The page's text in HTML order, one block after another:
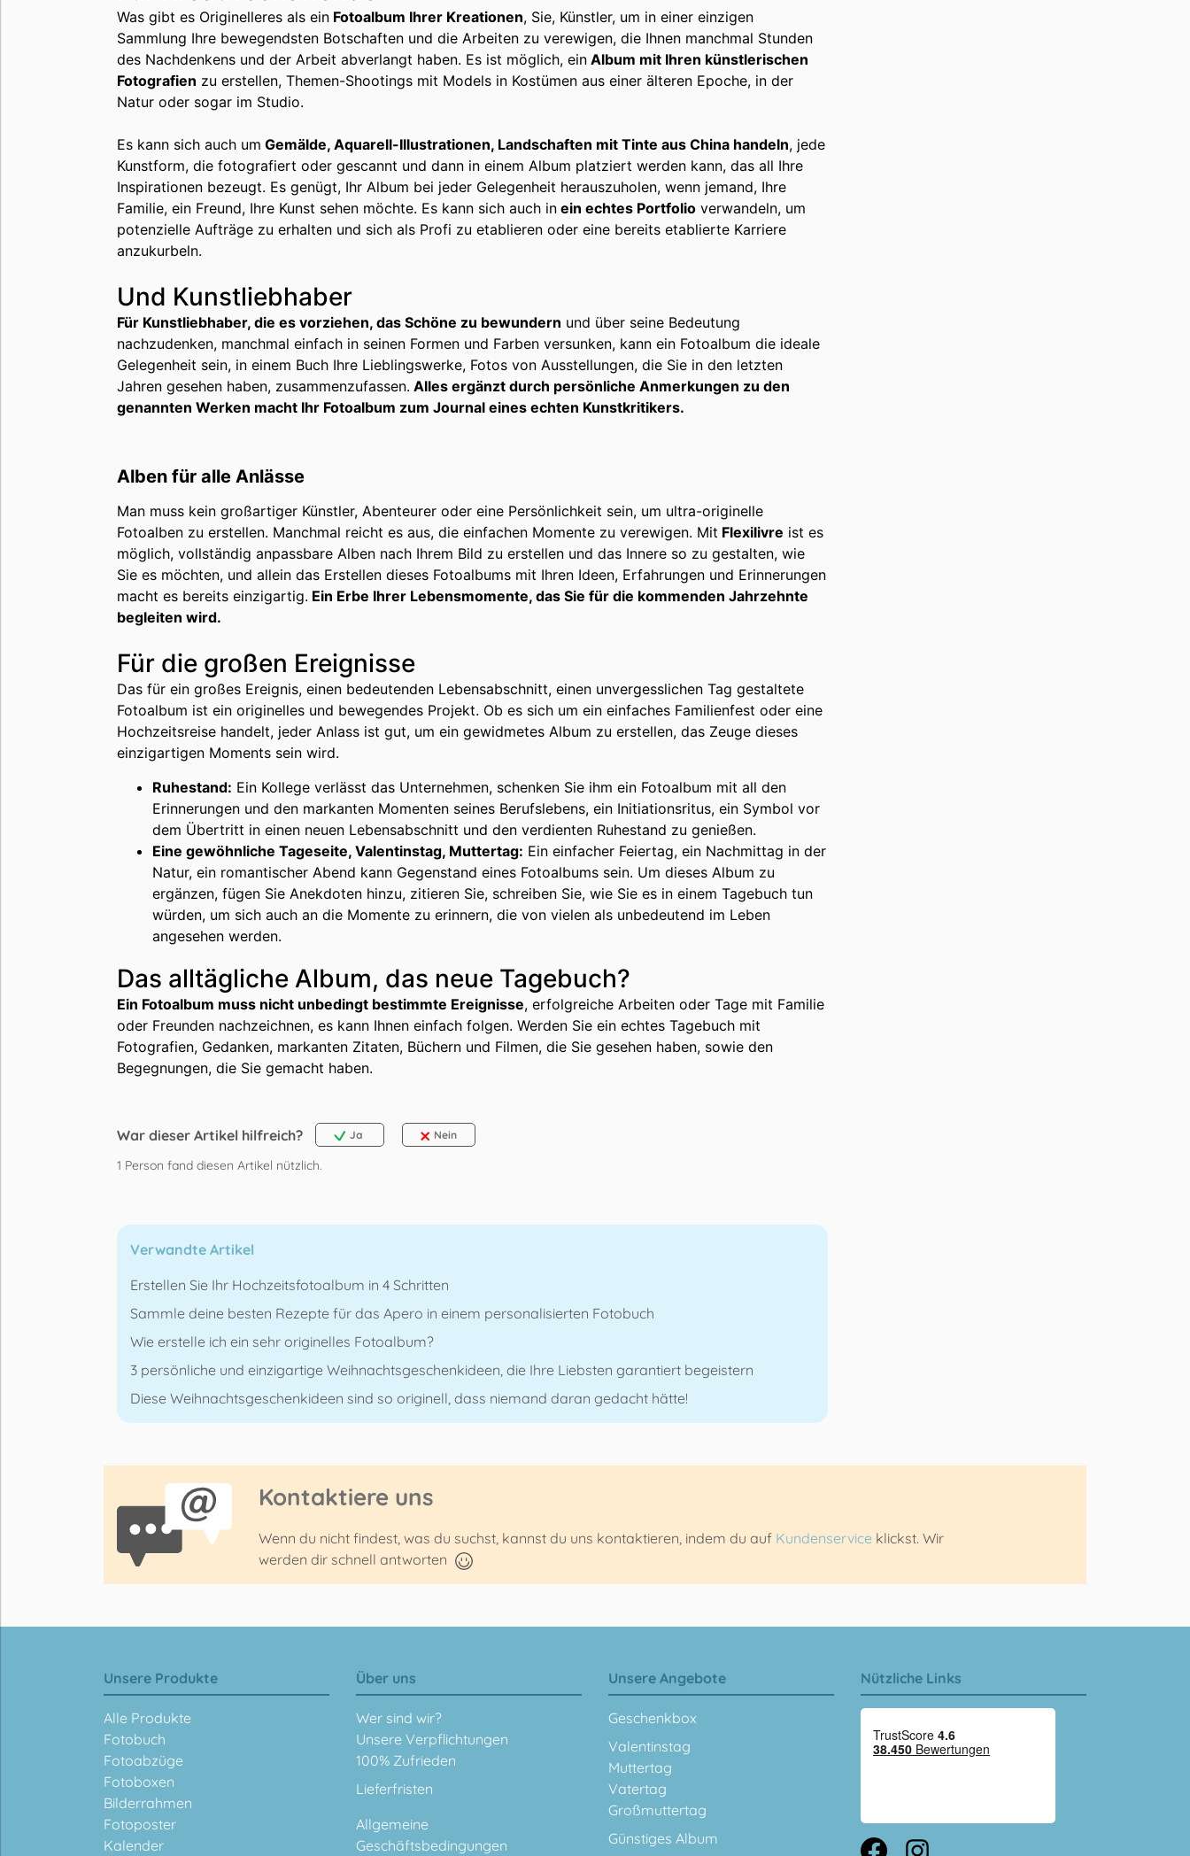
Was gibt es Originelleres als ein Fotoalbum Ihrer Kreationen, Sie, Künstler, um in einer einzigen
Sammlung Ihre bewegendsten Botschaften und die Arbeiten zu verewigen, die Ihnen manchmal Stunden
des Nachdenkens und der Arbeit abverlangt haben. Es ist möglich, ein Album mit Ihren künstlerischen
Fotografien zu erstellen, Themen-Shootings mit Models in Kostümen aus einer älteren Epoche, in der
Natur oder sogar im Studio.
Es kann sich auch um Gemälde, Aquarell-Illustrationen, Landschaften mit Tinte aus China handeln, jede
Kunstform, die fotografiert oder gescannt und dann in einem Album platziert werden kann, das all Ihre
Inspirationen bezeugt. Es genügt, Ihr Album bei jeder Gelegenheit herauszuholen, wenn jemand, Ihre
Familie, ein Freund, Ihre Kunst sehen möchte. Es kann sich auch in ein echtes Portfolio verwandeln, um
potenzielle Aufträge zu erhalten und sich als Profi zu etablieren oder eine bereits etablierte Karriere
anzukurbeln.
Und Kunstliebhaber
Für Kunstliebhaber, die es vorziehen, das Schöne zu bewundern und über seine Bedeutung
nachzudenken, manchmal einfach in seinen Formen und Farben versunken, kann ein Fotoalbum die ideale
Gelegenheit sein, in einem Buch Ihre Lieblingswerke, Fotos von Ausstellungen, die Sie in den letzten
Jahren gesehen haben, zusammenzufassen. Alles ergänzt durch persönliche Anmerkungen zu den
genannten Werken macht Ihr Fotoalbum zum Journal eines echten Kunstkritikers.
Alben für alle Anlässe
Man muss kein großartiger Künstler, Abenteurer oder eine Persönlichkeit sein, um ultra-originelle
Fotoalben zu erstellen. Manchmal reicht es aus, die einfachen Momente zu verewigen. Mit Flexilivre ist es
möglich, vollständig anpassbare Alben nach Ihrem Bild zu erstellen und das Innere so zu gestalten, wie
Sie es möchten, und allein das Erstellen dieses Fotoalbums mit Ihren Ideen, Erfahrungen und Erinnerungen
macht es bereits einzigartig. Ein Erbe Ihrer Lebensmomente, das Sie für die kommenden Jahrzehnte
begleiten wird.
Für die großen Ereignisse
Das für ein großes Ereignis, einen bedeutenden Lebensabschnitt, einen unvergesslichen Tag gestaltete
Fotoalbum ist ein originelles und bewegendes Projekt. Ob es sich um ein einfaches Familienfest oder eine
Hochzeitsreise handelt, jeder Anlass ist gut, um ein gewidmetes Album zu erstellen, das Zeuge dieses
einzigartigen Moments sein wird.
Ruhestand: Ein Kollege verlässt das Unternehmen, schenken Sie ihm ein Fotoalbum mit all den
Erinnerungen und den markanten Momenten seines Berufslebens, ein Initiationsritus, ein Symbol vor
dem Übertritt in einen neuen Lebensabschnitt und den verdienten Ruhestand zu genießen.
Eine gewöhnliche Tageseite, Valentinstag, Muttertag: Ein einfacher Feiertag, ein Nachmittag in der
Natur, ein romantischer Abend kann Gegenstand eines Fotoalbums sein. Um dieses Album zu
ergänzen, fügen Sie Anekdoten hinzu, zitieren Sie, schreiben Sie, wie Sie es in einem Tagebuch tun
würden, um sich auch an die Momente zu erinnern, die von vielen als unbedeutend im Leben
angesehen werden.
Das alltägliche Album, das neue Tagebuch?
Ein Fotoalbum muss nicht unbedingt bestimmte Ereignisse, erfolgreiche Arbeiten oder Tage mit Familie
oder Freunden nachzeichnen, es kann Ihnen einfach folgen. Werden Sie ein echtes Tagebuch mit
Fotografien, Gedanken, markanten Zitaten, Büchern und Filmen, die Sie gesehen haben, sowie den
Begegnungen, die Sie gemacht haben.
War dieser Artikel hilfreich? Ja Nein
1 Person fand diesen Artikel nützlich.
Verwandte Artikel
Erstellen Sie Ihr Hochzeitsfotoalbum in 4 Schritten
Sammle deine besten Rezepte für das Apero in einem personalisierten Fotobuch
Wie erstelle ich ein sehr originelles Fotoalbum?
3 persönliche und einzigartige Weihnachtsgeschenkideen, die Ihre Liebsten garantiert begeistern
Diese Weihnachtsgeschenkideen sind so originell, dass niemand daran gedacht hätte!
Kontaktiere uns
Wenn du nicht findest, was du suchst, kannst du uns kontaktieren, indem du auf Kundenservice klickst. Wir
werden dir schnell antworten
Unsere Produkte
Alle Produkte
Fotobuch
Fotoabzüge
Fotoboxen
Bilderrahmen
Fotoposter
Kalender
Über uns
Wer sind wir?
Unsere Verpflichtungen
100% Zufrieden
Lieferfristen
Allgemeine
Geschäftsbedingungen
Unsere Angebote
Geschenkbox
Valentinstag
Muttertag
Vatertag
Großmuttertag
Günstiges Album
Nützliche Links